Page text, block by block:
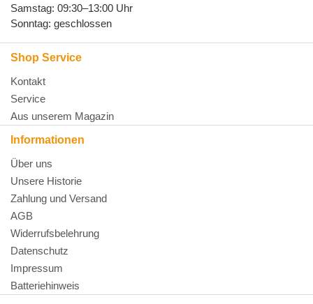
Samstag: 09:30–13:00 Uhr
Sonntag: geschlossen
Shop Service
Kontakt
Service
Aus unserem Magazin
Informationen
Über uns
Unsere Historie
Zahlung und Versand
AGB
Widerrufsbelehrung
Datenschutz
Impressum
Batteriehinweis